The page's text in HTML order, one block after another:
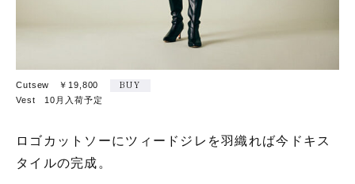
Cutsew ￥19,800 BUY
Vest 10月入荷予定
ロゴカットソーにツィードジレを羽織れば今ドキス
タイルの完成。